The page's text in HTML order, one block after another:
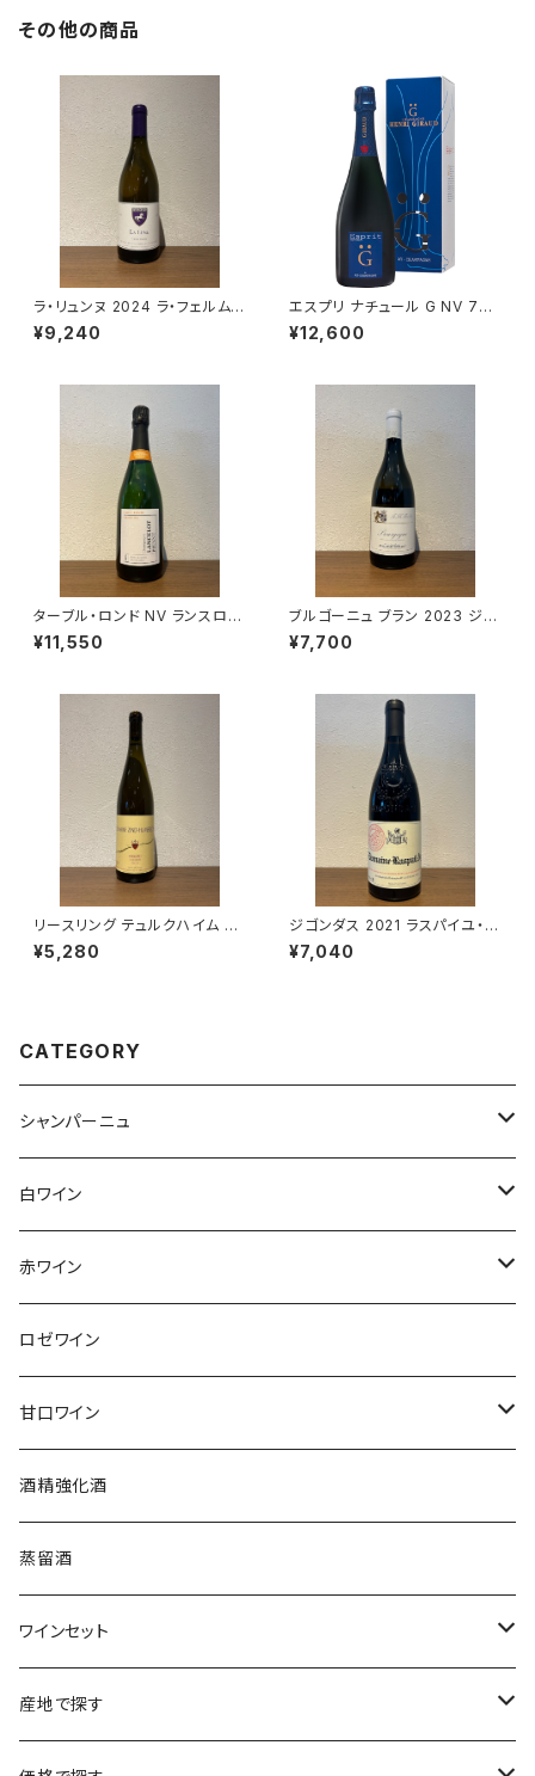
その他の商品
ラ・リュンヌ 2024 ラ・フェルム・
ド・ラ・サンソニエール 白ワイン
750ml
¥9,240
エスプリ ナチュール G NV 750
ml アンリ ジロー シャンパーニ
ュ フランス 正規品
¥12,600
ターブル・ロンド NV ランスロ・
ピエンヌ シャンパーニュ 750ml
¥11,550
ブルゴーニュ ブラン 2023 ジャ
ン・マルク・ボワイヨ 白ワイン 7
50ml
¥7,700
リースリング テュルクハイム 20
23 750ml ツィント・フンブレヒ
ト 白ワイン フランス アルザス
¥5,280
ジゴンダス 2021 ラスパイユ・ア
イ
¥7,040
CATEGORY
シャンパーニュ
アンリ・ジロー
アンリ・ビリオ・フィス
エティエンヌ・ルフェーヴル
クリスチャン・ゴセ
クロード・カザル
ジェローム・ルフェーヴル
シャルトーニュ・タイエ
シャルル・エドシック
白ワイン
フランス
アルザス
ブルゴーニュ
ロワール
ドイツ
オーストラリア
ニュージーランド
南アフリカ
チリ
スロヴァキア
赤ワイン
フランス
アルザス
シュッド・ウエスト
スロヴァキア
オーストラリア
ニュージーランド
南アフリカ
チリ
ロゼワイン
甘口ワイン
フランス
ソーテルヌ
酒精強化酒
蒸留酒
ワインセット
福袋
産地で探す